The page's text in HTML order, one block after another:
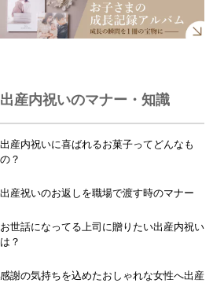
出産内祝いのマナー・知識
出産内祝いに喜ばれるお菓子ってどんなも
の？
出産祝いのお返しを職場で渡す時のマナー
お世話になってる上司に贈りたい出産内祝い
は？
感謝の気持ちを込めたおしゃれな女性へ出産